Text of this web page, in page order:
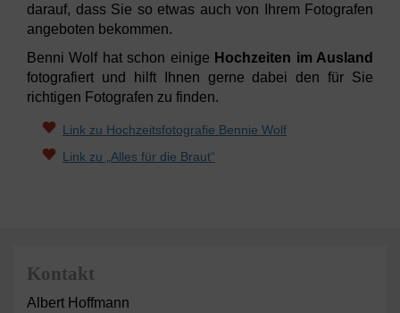
darauf, dass Sie so etwas auch von Ihrem Fotografen
angeboten bekommen.
Benni Wolf hat schon einige Hochzeiten im Ausland
fotografiert und hilft Ihnen gerne dabei den für Sie
richtigen Fotografen zu finden.
Link zu Hochzeitsfotografie Bennie Wolf
Link zu „Alles für die Braut“
Kontakt
Albert Hoffmann